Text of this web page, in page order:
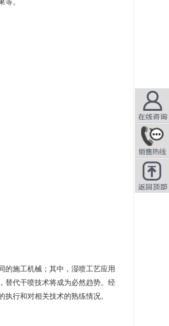
。
的施工机械；其中，湿喷工艺应用
替代干喷技术将成为必然趋势。经
行和对相关技术的熟练情况。
在线咨询
QQ咨询